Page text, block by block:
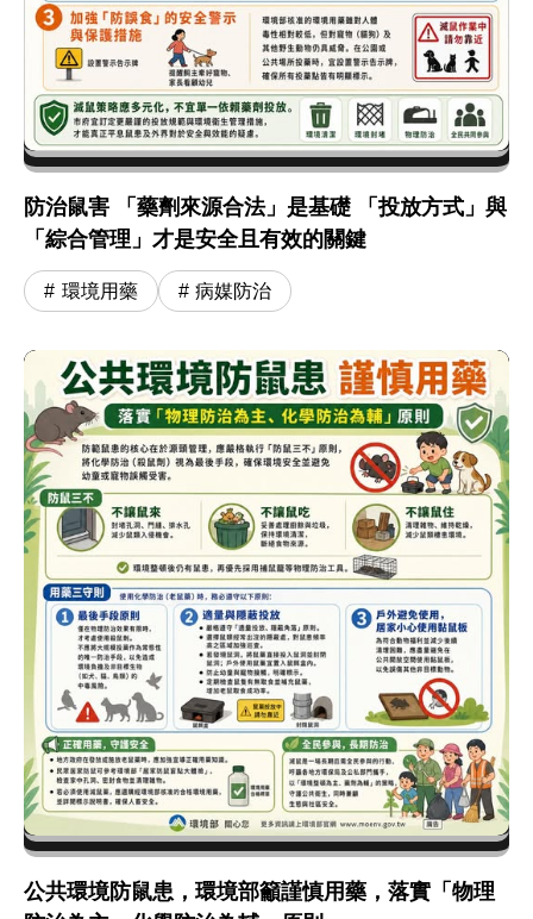
防治鼠害 「藥劑來源合法」是基礎 「投放方式」與
「綜合管理」才是安全且有效的關鍵
環境用藥 病媒防治
公共環境防鼠患，環境部籲謹慎用藥，落實「物理